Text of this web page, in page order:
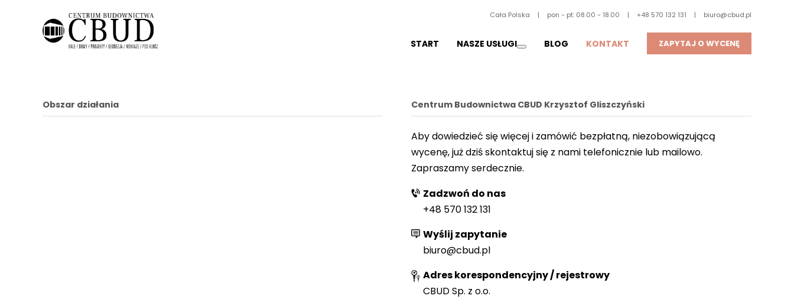
Cała Polska | pon - pt: 08.00 - 18.00 | +48 570 132 131 | biuro@cbud.pl
START NASZE USŁUGI BLOG KONTAKT ZAPYTAJ O WYCENĘ
Obszar działania Centrum Budownictwa CBUD Krzysztof Gliszczyński
Aby dowiedzieć się więcej i zamówić bezpłatną, niezobowiązującą
wycenę, już dziś skontaktuj się z nami telefonicznie lub mailowo.
Zapraszamy serdecznie.
Zadzwoń do nas
+48 570 132 131
Wyślij zapytanie
biuro@cbud.pl
Adres korespondencyjny / rejestrowy
CBUD Sp. z o.o.